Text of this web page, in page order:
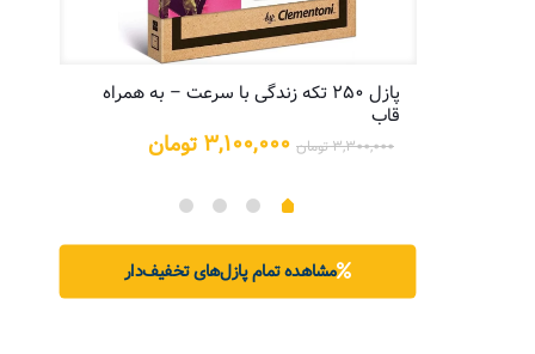
پازل ۲۵۰ تکه زندگی با سرعت – به همراه
قاب
۳,۳۰۰,۰۰۰تومان قیمت
بود.
۳,۱۰۰,۰۰۰ تومان
مشاهده تمام پازل‌های تخفیف‌دار